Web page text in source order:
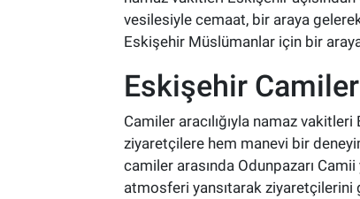
vesilesiyle cemaat, bir araya
Eskişehir Müslümanlar için bir
Eskişehir
Camiler aracılığıyla namaz
ziyaretçilere hem manevi bir
camiler arasında Odunpazarı
atmosferi yansıtarak ziyaretçilerini